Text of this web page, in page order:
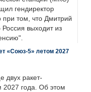
гендиректор
при том, что Дмитрий
Россия выходит из
«Союз-5» летом 2027
двух ракет-
2027 года. Об этом